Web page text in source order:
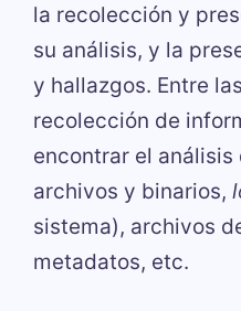
la recolección y
su análisis, y la
y hallazgos. Entre
recolección de
encontrar el
archivos y binarios,
sistema), archivos
metadatos, etc.